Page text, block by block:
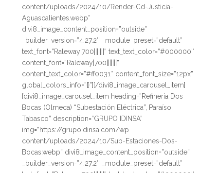
content/uploads/2024/10/Render-Cd-Justicia-
Aguascalientes.webp”
divi8_image_content_position=”outside”
_builder_version=”4.27.2″ _module_preset=”default”
text_font=”Raleway|700|||||||” text_text_color=”#000000″
content_font=”Raleway|700|||||||”
content_text_color=”#ff0031″ content_font_size=”12px”
global_colors_info=”{}”][/divi8_image_carousel_item]
[divi8_image_carousel_item heading=”Refinería Dos
Bocas (Olmeca) “Subestación Eléctrica”, Paraíso,
Tabasco” description=”GRUPO IDINSA”
img=”https://grupoidinsa.com/wp-
content/uploads/2024/10/Sub-Estaciones-Dos-
Bocas.webp” divi8_image_content_position=”outside”
_builder_version=”4.27.2″ _module_preset=”default”